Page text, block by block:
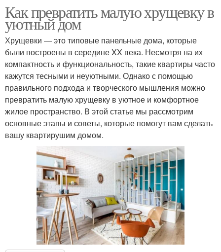
Как превратить малую хрущевку в
уютный дом
Хрущевки — это типовые панельные дома, которые
были построены в середине XX века. Несмотря на их
компактность и функциональность, такие квартиры часто
кажутся тесными и неуютными. Однако с помощью
правильного подхода и творческого мышления можно
превратить малую хрущевку в уютное и комфортное
жилое пространство. В этой статье мы рассмотрим
основные этапы и советы, которые помогут вам сделать
вашу квартирушим домом.